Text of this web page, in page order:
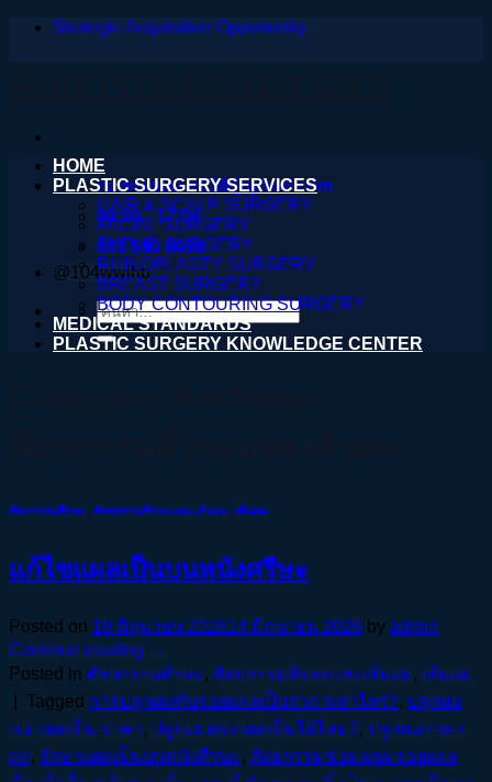
ข้าม
Strategic Acquisition Opportunity
nareeratsale936@gmail.com
08:00 - 17:00
061 590 6036
@104wwihb
ค้นหา:
HOME
PLASTIC SURGERY SERVICES
HAIR & SCALP SURGERY
FACIAL SURGERY
EYELID SURGERY
RHINOPLASTY SURGERY
BREAST SURGERY
BODY CONTOURING SURGERY
MEDICAL STANDARDS
PLASTIC SURGERY KNOWLEDGE CENTER
ศัลยกรรมศีรษะ ศัลยกรรมศีรษะและเส้นผม เส้นผม
แก้ไขแผลเป็นบนหนังศรีษะ
Posted on 10 มิถุนายน 202614 มิถุนายน 2026 by admin
Continue reading →
Posted in ศัลยกรรมศีรษะ, ศัลยกรรมศีรษะและเส้นผม, เส้นผม
Tagged การปลูกผมทับรอยแผลเป็นราคาเท่าไหร่?, ปลูกผม
บน แผลเป็น ราคา, ปลูกผมตรงแผลเป็นได้ไหม?, ปลูกผมราคา
ถูก, รักษาแผลเป็นบนหนังศีรษะ, ศัลยกรรมซ่อมแซมรอยแผล